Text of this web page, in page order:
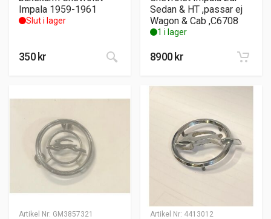
Impala 1959-1961
Slut i lager
350 kr
Sedan & HT ,passar ej
Wagon & Cab ,C6708
1 i lager
8900 kr
Artikel Nr: GM3857321 Artikel Nr: 4413012